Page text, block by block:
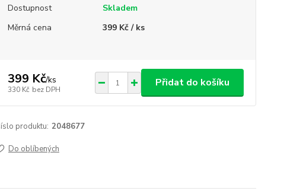
Dostupnost
Skladem
Měrná cena
399 Kč / ks
399 Kč/ks
330 Kč bez DPH
Přidat do košíku
produktu: 2048677
Do oblíbených